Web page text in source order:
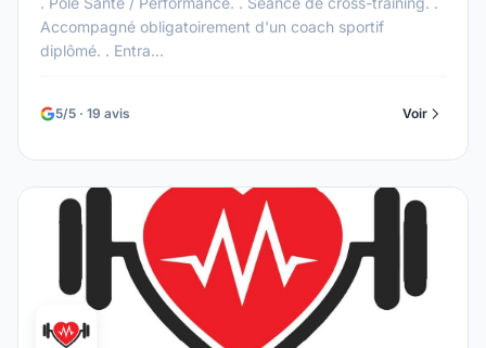
Accompagné obligatoirement d'un coach sportif
diplômé. . Entra...
5/5 · 19 avis Voir